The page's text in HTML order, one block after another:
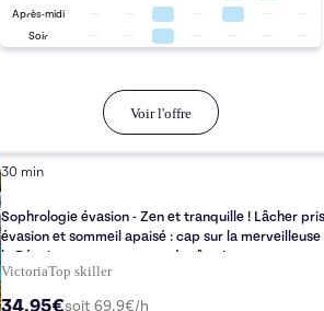
Après-midi
Soir
Voir l'offre
30 min
Sophrologie évasion - Zen et tranquille ! Lâcher
évasion et sommeil apaisé : cap sur la
la Réunion pour un voyage de rêve !
VictoriaTopskiller
34.95€soit69.9€/h